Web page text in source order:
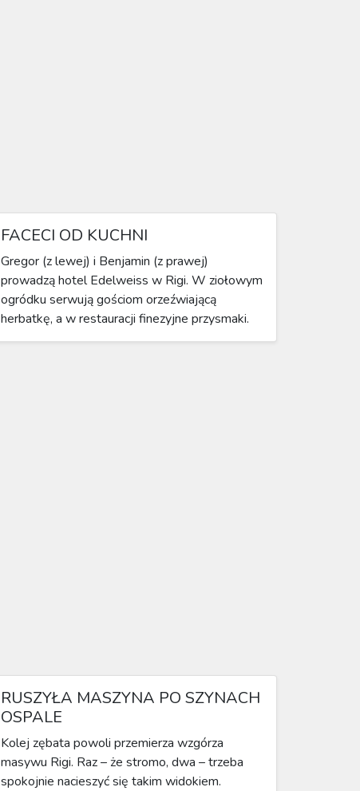
FACECI OD KUCHNI
Gregor (z lewej) i Benjamin (z prawej)
prowadzą hotel Edelweiss w Rigi. W ziołowym
ogródku serwują gościom orzeźwiającą
herbatkę, a w restauracji finezyjne przysmaki.
RUSZYŁA MASZYNA PO SZYNACH
OSPALE
Kolej zębata powoli przemierza wzgórza
masywu Rigi. Raz – że stromo, dwa – trzeba
spokojnie nacieszyć się takim widokiem.